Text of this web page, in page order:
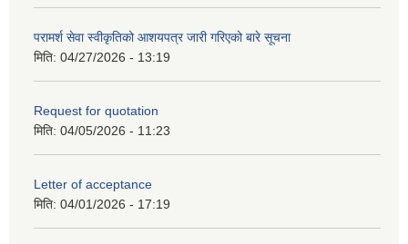
परामर्श सेवा स्वीकृतिको आशयपत्र जारी गरिएको बारे सूचना
मिति: 04/27/2026 - 13:19
Request for quotation
मिति: 04/05/2026 - 11:23
Letter of acceptance
मिति: 04/01/2026 - 17:19